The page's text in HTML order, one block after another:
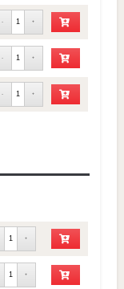
- +
- +
- +
+
+